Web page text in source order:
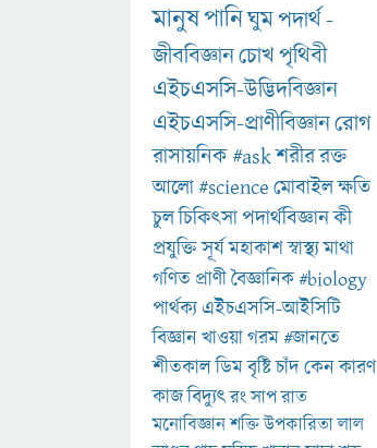
মানুষপানিঘুমপদার্থ-
জীববিজ্ঞানচোখপৃথিবী
এইচএসসি-উদ্ভিদবিজ্ঞান
এইচএসসি-প্রাণীবিজ্ঞানরোগ
রাসায়নিক#askশরীররক্ত
আলো#scienceমোবাইলক্ষতি
চুলচিকিৎসাপদার্থবিজ্ঞানকী
প্রযুক্তিসূর্যমহাকাশস্বাস্থ্যমাথা
গণিত প্রাণীবৈজ্ঞানিক#biology
পার্থক্য এইচএসসি-আইসিটি
বিজ্ঞানখাওয়াগরম#জানতে
শীতকালডিমবৃষ্টিচাঁদকেনকারণ
কাজবিদ্যুৎরংসাপরাত
মনোবিজ্ঞানশক্তিউপকারিতালাল